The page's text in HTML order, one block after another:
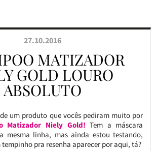
27.10.2016
MATIZADOR
GOLD LOURO
ABSOLUTO
um produto que vocês pediram muito por
Matizador Niely Gold! Tem a máscara
mesma linha, mas ainda estou testando,
pra resenha aparecer por aqui, tá?